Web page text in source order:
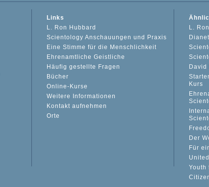
Links
L. Ron Hubbard
Scientology Anschauungen und Praxis
Eine Stimme für die Menschlichkeit
Ehrenamtliche Geistliche
Häufig gestellte Fragen
Bücher
Online-Kurse
Weitere Informationen
Kontakt aufnehmen
Orte
L.
David
Kurs
Der
Für
Youth